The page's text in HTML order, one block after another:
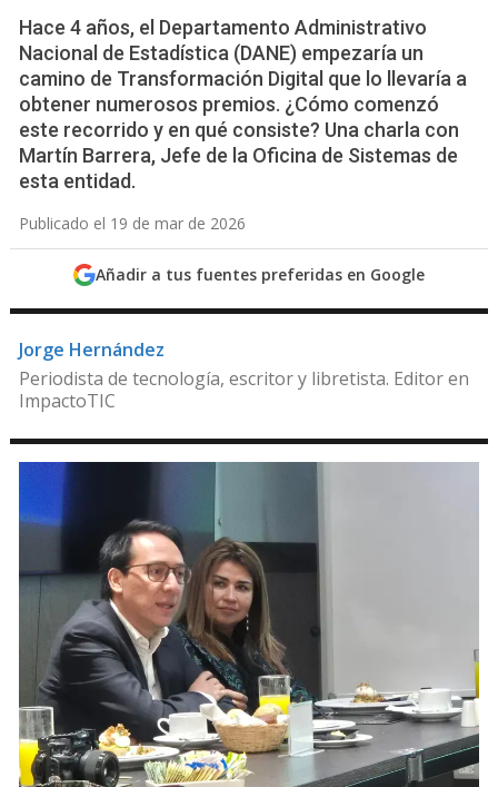
Hace 4 años, el Departamento Administrativo
Nacional de Estadística (DANE) empezaría un
camino de Transformación Digital que lo llevaría a
obtener numerosos premios. ¿Cómo comenzó
este recorrido y en qué consiste? Una charla con
Martín Barrera, Jefe de la Oficina de Sistemas de
esta entidad.
Publicado el 19 de mar de 2026
Añadir a tus fuentes preferidas en Google
Jorge Hernández
Periodista de tecnología, escritor y libretista. Editor en
ImpactoTIC